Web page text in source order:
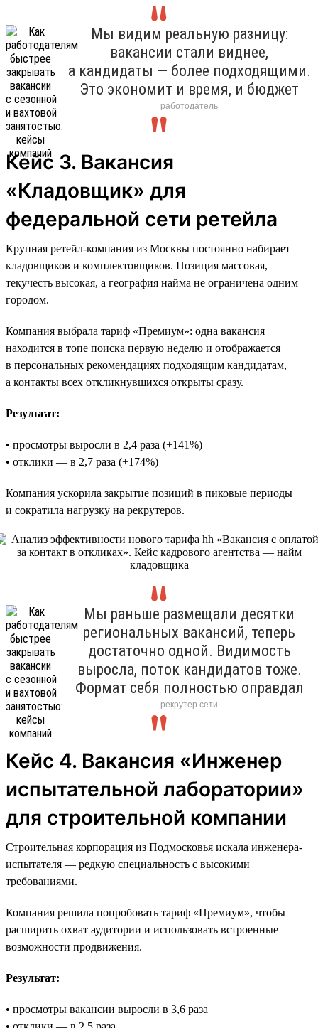
Мы видим реальную разницу:
вакансии стали виднее,
а кандидаты — более подходящими.
Это экономит и время, и бюджет
работодатель
Кейс 3. Вакансия
«Кладовщик» для
федеральной сети ретейла
Крупная ретейл-компания из Москвы постоянно набирает
кладовщиков и комплектовщиков. Позиция массовая,
текучесть высокая, а география найма не ограничена одним
городом.
Компания выбрала тариф «Премиум»: одна вакансия
находится в топе поиска первую неделю и отображается
в персональных рекомендациях подходящим кандидатам,
а контакты всех откликнувшихся открыты сразу.
Результат:
• просмотры выросли в 2,4 раза (+141%)
• отклики — в 2,7 раза (+174%)
Компания ускорила закрытие позиций в пиковые периоды
и сократила нагрузку на рекрутеров.
Мы раньше размещали десятки
региональных вакансий, теперь
достаточно одной. Видимость
выросла, поток кандидатов тоже.
Формат себя полностью оправдал
рекрутер сети
Кейс 4. Вакансия «Инженер
испытательной лаборатории»
для строительной компании
Строительная корпорация из Подмосковья искала инженера-
испытателя — редкую специальность с высокими
требованиями.
Компания решила попробовать тариф «Премиум», чтобы
расширить охват аудитории и использовать встроенные
возможности продвижения.
Результат:
• просмотры вакансии выросли в 3,6 раза